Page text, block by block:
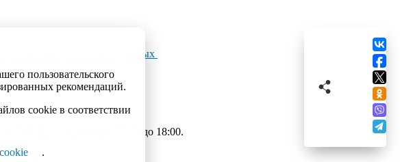
пользовательского
рекомендаций.
cookie в соответствии
.
персональных данных
518. Время работы с 09:00 до 18:00.